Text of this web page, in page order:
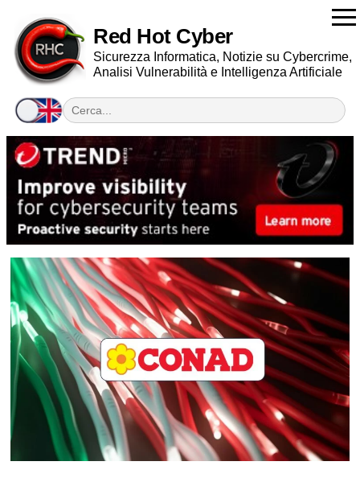
Red Hot Cyber
Sicurezza Informatica, Notizie su Cybercrime,
Analisi Vulnerabilità e Intelligenza Artificiale